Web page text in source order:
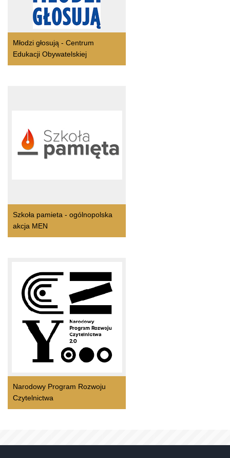
Młodzi głosują - Centrum
Edukacji Obywatelskiej
Szkoła pamieta - ogólnopolska
akcja MEN
Narodowy Program Rozwoju
Czytelnictwa